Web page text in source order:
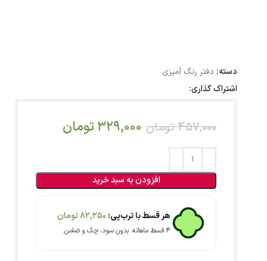
دسته: دفتر رنگ آمیزی
اشتراک گذاری:
457,000 تومان 329,000تومان
افزودن به سبد خرید
هر قسط با ترب‌پی: 82,250تومان
۴ قسط ماهانه. بدون سود، چک و ضامن.